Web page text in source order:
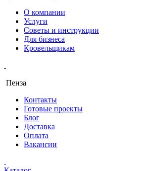
О компании
Услуги
Советы и инструкции
Для бизнеса
Кровельщикам
Пенза
Контакты
Готовые проекты
Блог
Доставка
Оплата
Вакансии